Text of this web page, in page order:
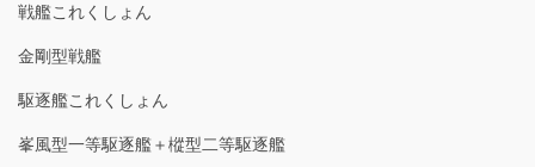
戦艦これくしょん
金剛型戦艦
駆逐艦これくしょん
峯風型一等駆逐艦＋樅型二等駆逐艦